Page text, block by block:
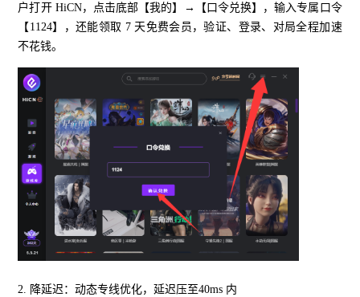
户打开 HiCN，点击底部【我的】→【口令兑换】，输入专属口令
【1124】，还能领取 7 天免费会员，验证、登录、对局全程加速
不花钱。
2. 降延迟：动态专线优化，延迟压至40ms 内